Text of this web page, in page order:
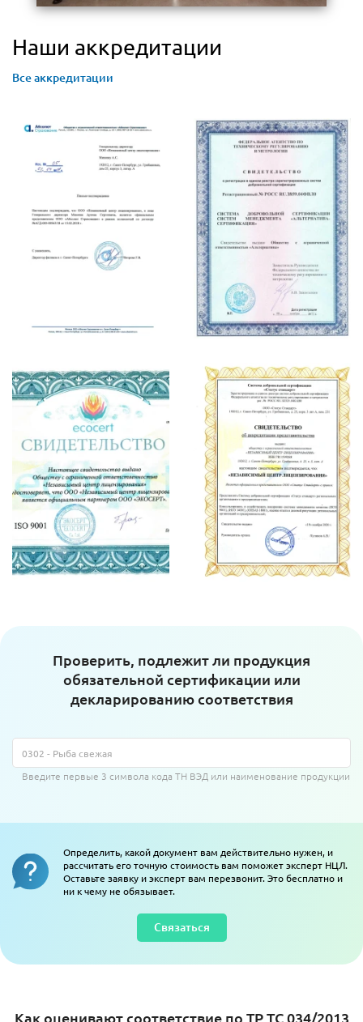
Наши аккредитации
Все аккредитации
Проверить, подлежит ли продукция
обязательной сертификации или
декларированию соответствия
Введите первые 3 символа кода ТН ВЭД или наименование продукции
Определить, какой документ вам действительно нужен, и
рассчитать его точную стоимость вам поможет эксперт НЦЛ.
Оставьте заявку и эксперт вам перезвонит. Это бесплатно и
ни к чему не обязывает.
Связаться
Как оценивают соответствие по ТР ТС 034/2013